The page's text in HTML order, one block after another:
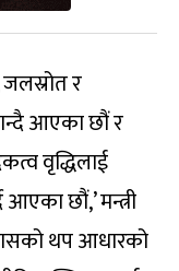
र
आएका छौं र
वृद्धिलाई
छौं,’ मन्त्री
थप आधारको